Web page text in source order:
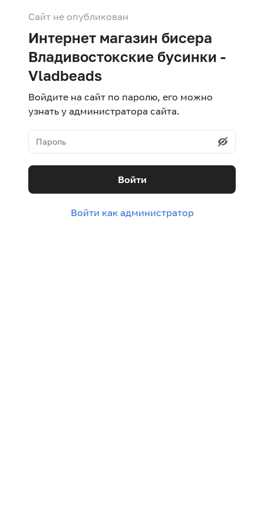
Сайт не опубликован
Интернет магазин бисера
Владивостокские бусинки -
Vladbeads
Войдите на сайт по паролю, его можно
узнать у администратора сайта.
Войти
Войти как администратор